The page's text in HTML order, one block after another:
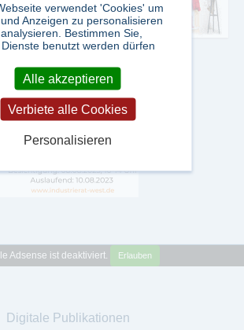
Adsense ist deaktiviert. Erlauben
Digitale Publikationen
verwendet 'Cookies' um
Anzeigen zu personalisieren
Bestimmen Sie,
benutzt werden dürfen
Alle akzeptieren
Verbiete alle Cookies
Personalisieren